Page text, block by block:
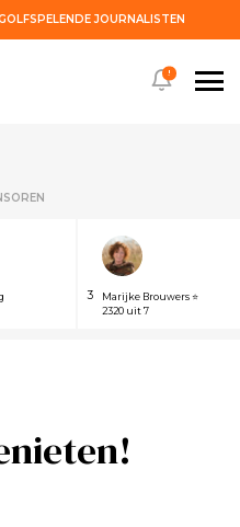
JOURNALISTEN
3
Marijke Brouwers ⭐
2320 uit 7
!